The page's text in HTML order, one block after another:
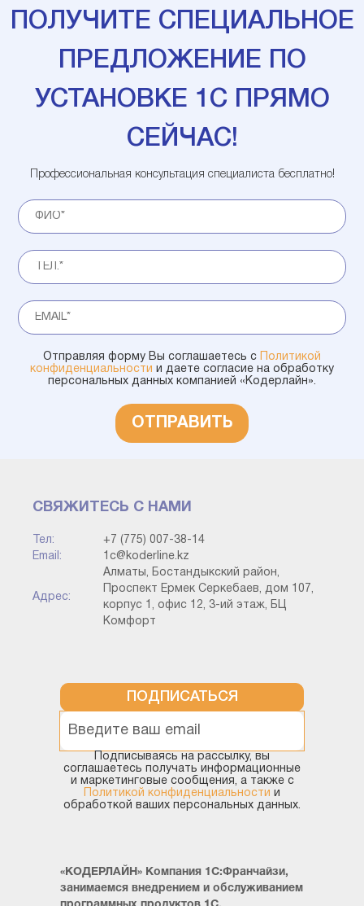
ПОЛУЧИТЕ СПЕЦИАЛЬНОЕ
ПРЕДЛОЖЕНИЕ ПО
УСТАНОВКЕ 1С ПРЯМО
СЕЙЧАС!
Профессиональная консультация специалиста бесплатно!
Отправляя форму Вы соглашаетесь с
Политикой
конфиденциальности
и даете согласие на обработку
персональных данных компанией «Кодерлайн».
ОТПРАВИТЬ
СВЯЖИТЕСЬ С НАМИ
Тел:
+7 (775) 007-38-14
Email:
1c@koderline.kz
Адрес:
Алматы, Бостандыкский район,
Проспект Ермек Серкебаев, дом 107,
корпус 1, офис 12, 3-ий этаж, БЦ
Комфорт
ПОДПИСАТЬСЯ
Подписываясь на рассылку, вы
соглашаетесь получать информационные
и маркетинговые сообщения, а также с
Политикой конфиденциальности
и
обработкой ваших персональных данных.
«КОДЕРЛАЙН» Компания 1С:Франчайзи,
занимаемся внедрением и обслуживанием